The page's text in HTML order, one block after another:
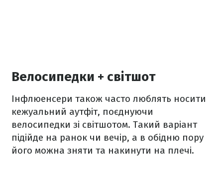
Велосипедки + світшот
Інфлюенсери також часто люблять носити
кежуальний аутфіт, поєднуючи
велосипедки зі світшотом. Такий варіант
підійде на ранок чи вечір, а в обідню пору
його можна зняти та накинути на плечі.